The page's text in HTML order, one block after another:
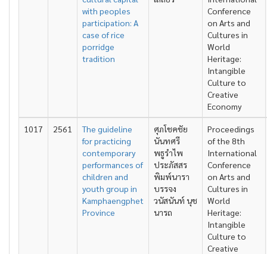
with peoples
participation: A
case of rice
porridge
tradition
Conference
on Arts and
Cultures in
World
Heritage:
Intangible
Culture to
Creative
Economy
1017 2561
The guideline
for practicing
contemporary
performances of
children and
youth group in
Kamphaengphet
Province
ศุภโชคชัย
นันทศรี
พธูรำไพ
ประภัสสร
พิมพ์นารา
บรรจง
วนัสนันท์ นุช
นารถ
Proceedings
of the 8th
International
Conference
on Arts and
Cultures in
World
Heritage:
Intangible
Culture to
Creative